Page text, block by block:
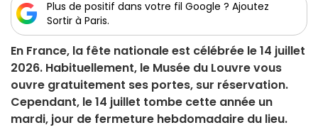
Plus de positif dans votre fil Google ? Ajoutez
Sortir à Paris.
En France, la fête nationale est célébrée le 14 juillet
2026. Habituellement, le Musée du Louvre vous
ouvre gratuitement ses portes, sur réservation.
Cependant, le 14 juillet tombe cette année un
mardi, jour de fermeture hebdomadaire du lieu.